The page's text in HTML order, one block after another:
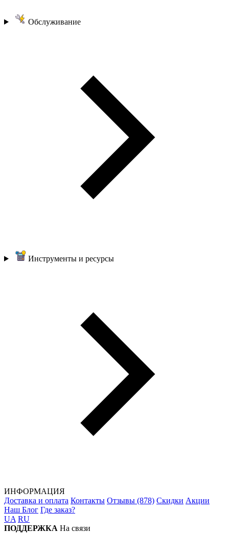
Обслуживание
Инструменты и ресурсы
ИНФОРМАЦИЯ
Доставка и оплата Контакты Отзывы (878) Скидки Акции
Наш Блог Где заказ?
UA RU
ПОДДЕРЖКА На связи